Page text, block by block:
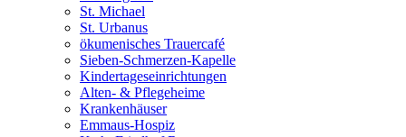
St. Michael
St. Urbanus
ökumenisches Trauercafé
Sieben-Schmerzen-Kapelle
Kindertageseinrichtungen
Alten- & Pflegeheime
Krankenhäuser
Emmaus-Hospiz